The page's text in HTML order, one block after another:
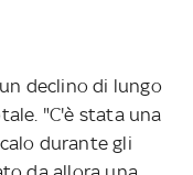
declino di lungo
"C'è stata una
durante gli